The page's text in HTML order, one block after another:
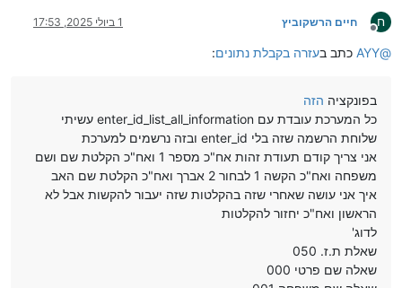
ח
מנותק
חיים הרשקוביץ 1 ביולי 2025, 17:53
@
AYY כתב בעזרה בקבלת נתונים:
בפונקציה הזה
כל המערכת עובדת עם enter_id_list_all_information עשיתי
שלוחת הרשמה שזה בלי enter_id ובזה נרשמים למערכת
אני צריך קודם תעודת זהות אח"כ מספר 1 ואח"כ הקלטת שם ושם
משפחה ואח"כ הקשה 1 לבחור 2 אברך ואח"כ הקלטת שם האב
איך אני עושה שאחרי שזה בהקלטות שזה יעבור להקשות אבל לא
הראשון ואח"כ יחזור להקלטות
לדוג'
שאלת ת.ז. 050
שאלה שם פרטי 000